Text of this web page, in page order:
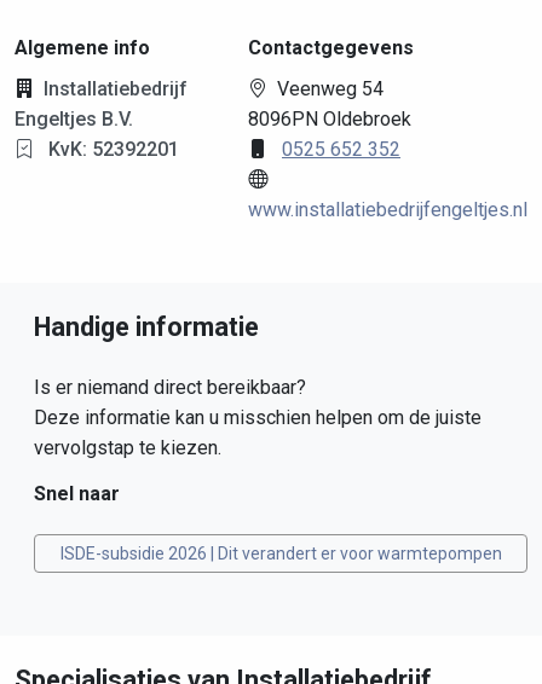
Algemene info
Installatiebedrijf
Engeltjes B.V.
KvK: 52392201
Contactgegevens
Veenweg 54
8096PN Oldebroek
0525 652 352
www.installatiebedrijfengeltjes.nl
Handige informatie
Is er niemand direct bereikbaar?
Deze informatie kan u misschien helpen om de juiste
vervolgstap te kiezen.
Snel naar
ISDE-subsidie 2026 | Dit verandert er voor warmtepompen